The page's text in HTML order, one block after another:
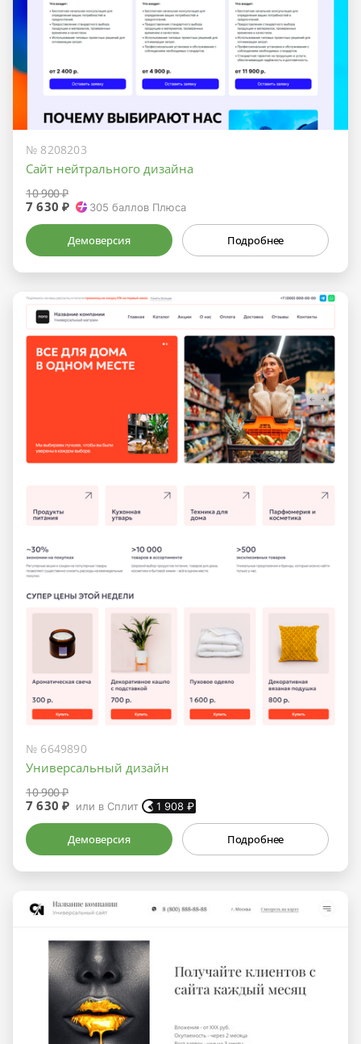
№ 8208203
Сайт нейтрального дизайна
10 900 ₽
7 630 ₽ 305 баллов Плюса
Демоверсия Подробнее
№ 6649890
Универсальный дизайн
10 900 ₽
7 630 ₽ или в Сплит 1 908 ₽
Демоверсия Подробнее